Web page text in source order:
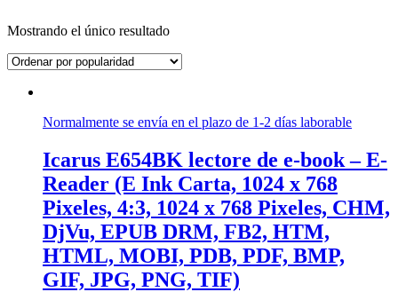
Mostrando el único resultado
Normalmente se envía en el plazo de 1-2 días laborable
Icarus E654BK lectore de e-book – E-
Reader (E Ink Carta, 1024 x 768
Pixeles, 4:3, 1024 x 768 Pixeles, CHM,
DjVu, EPUB DRM, FB2, HTM,
HTML, MOBI, PDB, PDF, BMP,
GIF, JPG, PNG, TIF)